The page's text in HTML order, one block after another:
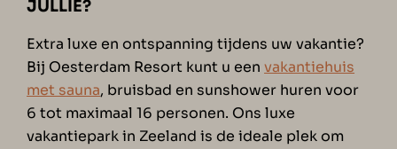
JULLIE?
Extra luxe en ontspanning tijdens uw vakantie?
Bij Oesterdam Resort kunt u eenvakantiehuis
met sauna, bruisbad en sunshower huren voor
6 tot maximaal 16 personen. Ons luxe
vakantiepark in Zeeland is de ideale plek om